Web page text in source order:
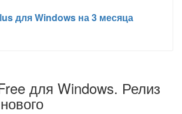
для Windows на 3 месяца
для Windows. Релиз